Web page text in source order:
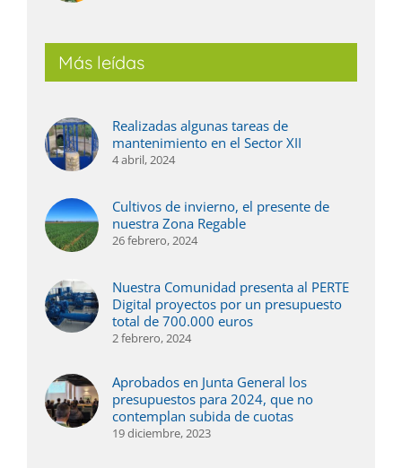
Más leídas
Realizadas algunas tareas de
mantenimiento en el Sector XII
4 abril, 2024
Cultivos de invierno, el presente de
nuestra Zona Regable
26 febrero, 2024
Nuestra Comunidad presenta al PERTE
Digital proyectos por un presupuesto
total de 700.000 euros
2 febrero, 2024
Aprobados en Junta General los
presupuestos para 2024, que no
contemplan subida de cuotas
19 diciembre, 2023